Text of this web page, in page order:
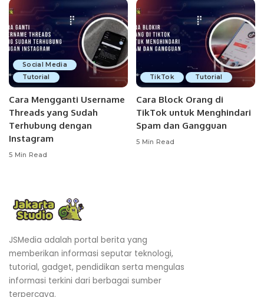
Social Media
Tutorial
Cara Mengganti Username
Threads yang Sudah
Terhubung dengan
Instagram
5 Min Read
TikTok Tutorial
Cara Block Orang di
TikTok untuk Menghindari
Spam dan Gangguan
5 Min Read
JSMedia adalah portal berita yang
memberikan informasi seputar teknologi,
tutorial, gadget, pendidikan serta mengulas
informasi terkini dari berbagai sumber
terpercaya.